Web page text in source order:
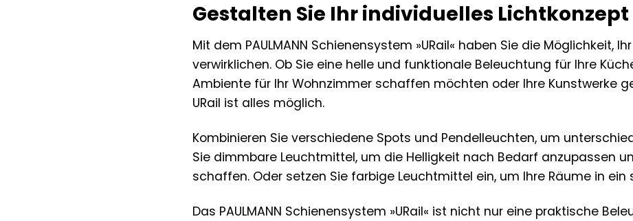
Gestalten Sie Ihr individuelles Lichtkonzept
Mit dem PAULMANN Schienensystem »URail« haben Sie die Möglichkeit,
verwirklichen. Ob Sie eine helle und funktionale Beleuchtung für Ihre
Ambiente für Ihr Wohnzimmer schaffen möchten oder Ihre Kunstwerke
URail ist alles möglich.
Kombinieren Sie verschiedene Spots und Pendelleuchten, um
Sie dimmbare Leuchtmittel, um die Helligkeit nach Bedarf anzupassen
schaffen. Oder setzen Sie farbige Leuchtmittel ein, um Ihre Räume in
Das PAULMANN Schienensystem »URail« ist nicht nur eine praktische